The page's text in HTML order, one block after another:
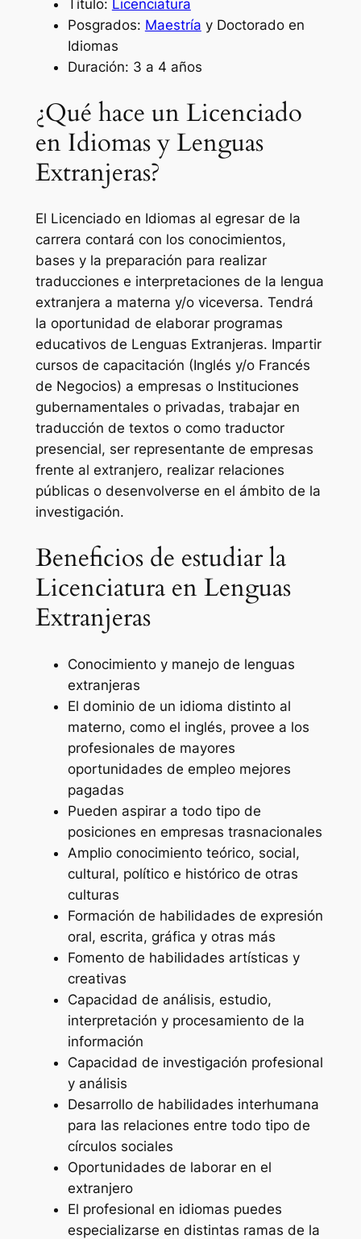
Título: Licenciatura
Posgrados: Maestría y Doctorado en
Idiomas
Duración: 3 a 4 años
¿Qué hace un Licenciado
en Idiomas y Lenguas
Extranjeras?
El Licenciado en Idiomas al egresar de la
carrera contará con los conocimientos,
bases y la preparación para realizar
traducciones e interpretaciones de la lengua
extranjera a materna y/o viceversa. Tendrá
la oportunidad de elaborar programas
educativos de Lenguas Extranjeras. Impartir
cursos de capacitación (Inglés y/o Francés
de Negocios) a empresas o Instituciones
gubernamentales o privadas, trabajar en
traducción de textos o como traductor
presencial, ser representante de empresas
frente al extranjero, realizar relaciones
públicas o desenvolverse en el ámbito de la
investigación.
Beneficios de estudiar la
Licenciatura en Lenguas
Extranjeras
Conocimiento y manejo de lenguas
extranjeras
El dominio de un idioma distinto al
materno, como el inglés, provee a los
profesionales de mayores
oportunidades de empleo mejores
pagadas
Pueden aspirar a todo tipo de
posiciones en empresas trasnacionales
Amplio conocimiento teórico, social,
cultural, político e histórico de otras
culturas
Formación de habilidades de expresión
oral, escrita, gráfica y otras más
Fomento de habilidades artísticas y
creativas
Capacidad de análisis, estudio,
interpretación y procesamiento de la
información
Capacidad de investigación profesional
y análisis
Desarrollo de habilidades interhumana
para las relaciones entre todo tipo de
círculos sociales
Oportunidades de laborar en el
extranjero
El profesional en idiomas puedes
especializarse en distintas ramas de la